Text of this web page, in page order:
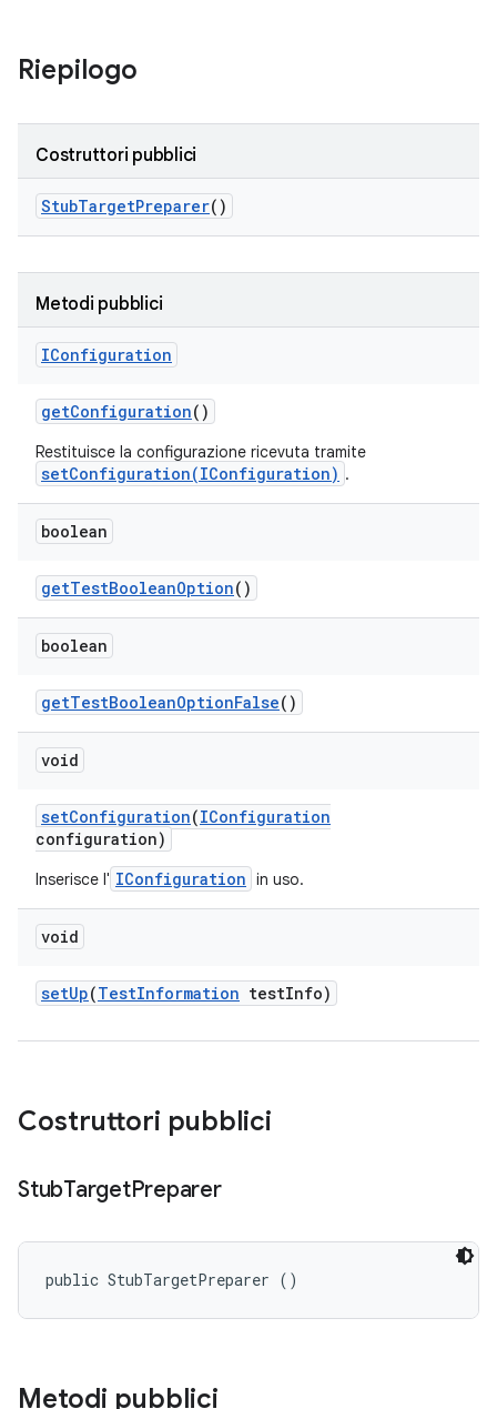
Riepilogo
Costruttori pubblici
StubTargetPreparer()
Metodi pubblici
IConfiguration
getConfiguration()
Restituisce la configurazione ricevuta tramite
setConfiguration(IConfiguration) .
boolean
getTestBooleanOption()
boolean
getTestBooleanOptionFalse()
void
setConfiguration(IConfiguration
configuration)
Inserisce l' IConfiguration in uso.
void
setUp(TestInformation testInfo)
Costruttori pubblici
StubTargetPreparer
public StubTargetPreparer ()
Metodi pubblici